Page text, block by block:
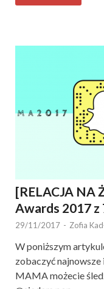
[RELACJA NA
Awards 2017 z
29/11/2017 - Zofia
W poniższym
zobaczyć najnowsze
MAMA możecie